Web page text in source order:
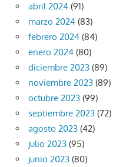
abril 2024 (91)
marzo 2024 (83)
febrero 2024 (84)
enero 2024 (80)
diciembre 2023 (89)
noviembre 2023 (89)
octubre 2023 (99)
septiembre 2023 (72)
agosto 2023 (42)
julio 2023 (95)
junio 2023 (80)